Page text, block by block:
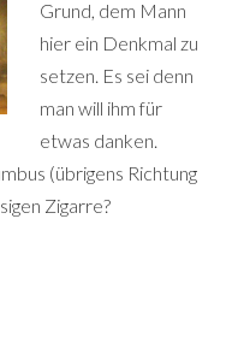
Grund, dem Mann
hier ein Denkmal zu
setzen. Es sei denn
man will ihm für
etwas danken.
(übrigens Richtung
Zigarre?